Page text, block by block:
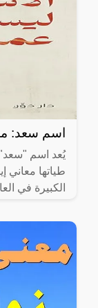
اسم سعد:
يُعد اسم "سعد"
طياتها معاني
الكبيرة في